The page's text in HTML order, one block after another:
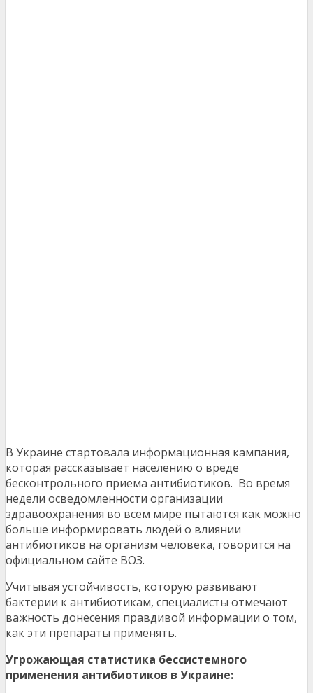
В Украине стартовала информационная кампания,
которая рассказывает населению о вреде
бесконтрольного приема антибиотиков. Во время
недели осведомленности организации
здравоохранения во всем мире пытаются как можно
больше информировать людей о влиянии
антибиотиков на организм человека, говорится на
официальном сайте ВОЗ.
Учитывая устойчивость, которую развивают
бактерии к антибиотикам, специалисты отмечают
важность донесения правдивой информации о том,
как эти препараты применять.
Угрожающая статистика бессистемного
применения антибиотиков в Украине: